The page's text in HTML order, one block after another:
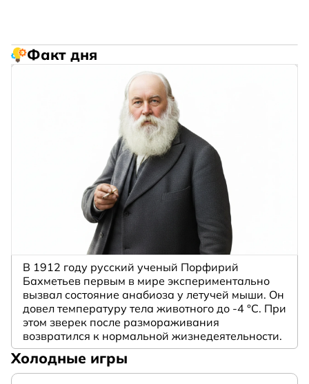
Факт дня
В 1912 году русский ученый Порфирий
Бахметьев первым в мире экспериментально
вызвал состояние анабиоза у летучей мыши. Он
довел температуру тела животного до -4 °C. При
этом зверек после размораживания
возвратился к нормальной жизнедеятельности.
Холодные игры